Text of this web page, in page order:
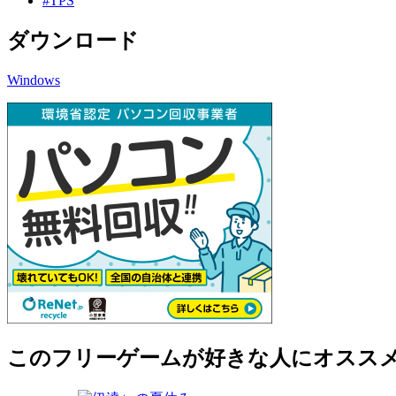
ダウンロード
Windows
このフリーゲームが好きな人にオスス